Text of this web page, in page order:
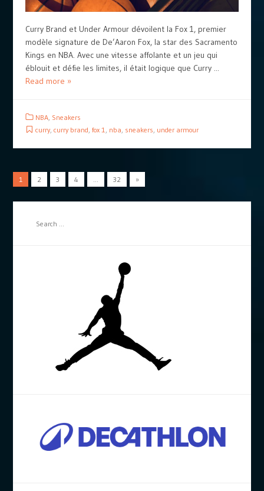
Curry Brand et Under Armour dévoilent la Fox 1, premier
modèle signature de De’Aaron Fox, la star des Sacramento
Kings en NBA. Avec une vitesse affolante et un jeu qui
éblouit et défie les limites, il était logique que Curry ...
Read more »
NBA, Sneakers
curry, curry brand fox 1 nba sneakers under armour
1 2 3 4 … 32 »